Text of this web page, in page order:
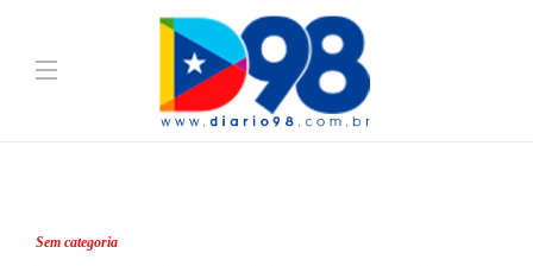
Sem categoria